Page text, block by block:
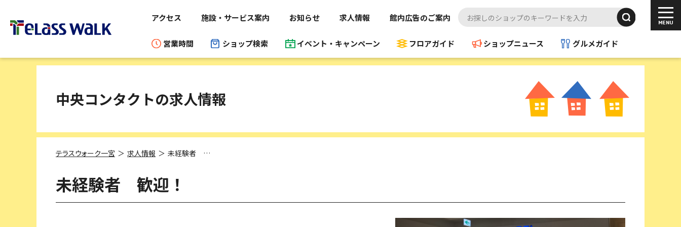
アクセス 施設・サービス案内 お知らせ 求人情報 館内広告のご案内
営業時間 ショップ検索 イベント・キャンペーン フロアガイド ショップニュース グルメガイド
中央コンタクトの求人情報
テラスウォーク一宮 求人情報 未経験者 歓迎！
未経験者 歓迎！